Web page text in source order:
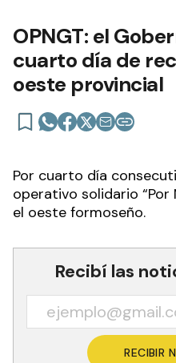
OPNGT: el
cuarto día de
oeste provincial
Por cuarto día
operativo solidario “Por
el oeste formoseño.
Recibí las
RECIBIR